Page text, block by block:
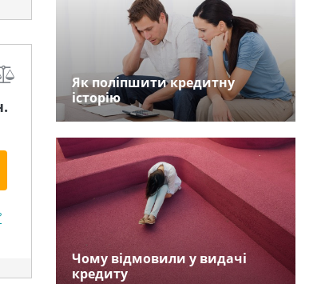
Як поліпшити кредитну
історію
Чому відмовили у видачі
кредиту